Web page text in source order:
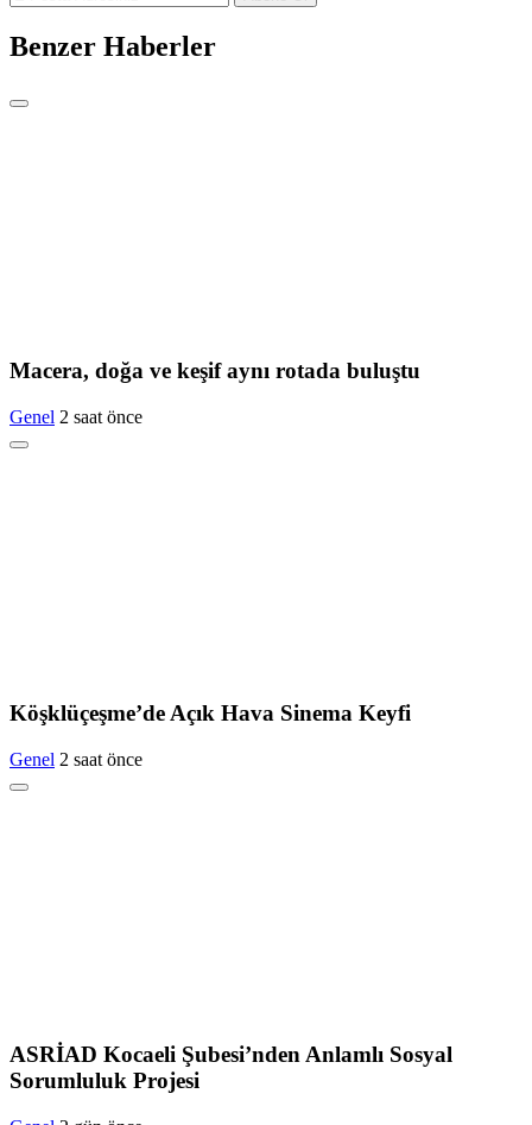
Benzer Haberler
Macera, doğa ve keşif aynı rotada buluştu
Genel 2 saat önce
Köşklüçeşme’de Açık Hava Sinema Keyfi
Genel 2 saat önce
ASRİAD Kocaeli Şubesi’nden Anlamlı Sosyal
Sorumluluk Projesi